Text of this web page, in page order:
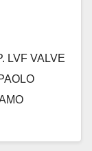
LVF VALVE